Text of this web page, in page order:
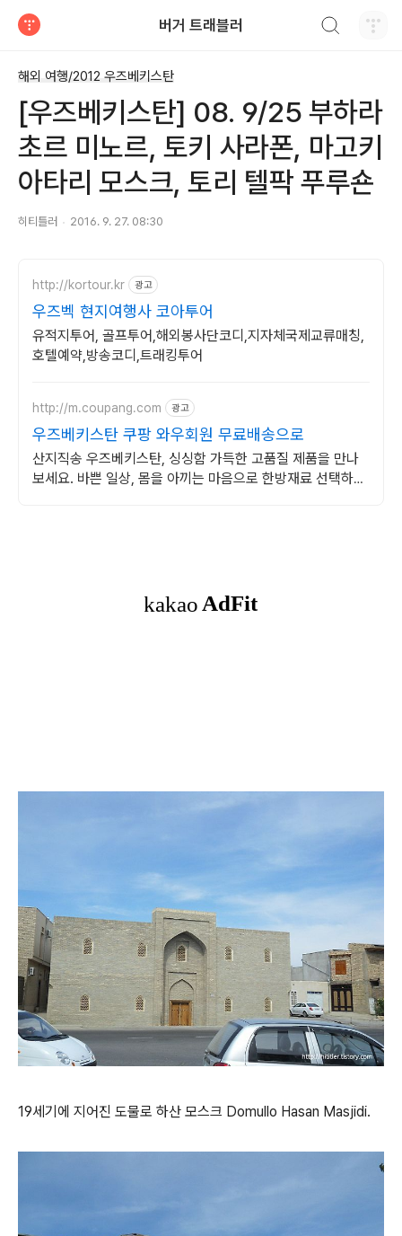
버거 트래블러
해외 여행/2012 우즈베키스탄
[우즈베키스탄] 08. 9/25 부하라
초르 미노르, 토키 사라폰, 마고키
아타리 모스크, 토리 텔팍 푸루숀
히티틀러 2016. 9. 27. 08:30
http://kortour.kr 광고
우즈벡 현지여행사 코아투어
유적지투어, 골프투어,해외봉사단코디,지자체국제교류매칭,
호텔예약,방송코디,트래킹투어
http://m.coupang.com 광고
우즈베키스탄 쿠팡 와우회원 무료배송으로
산지직송 우즈베키스탄, 싱싱함 가득한 고품질 제품을 만나
보세요. 바쁜 일상, 몸을 아끼는 마음으로 한방재료 선택하세
19세기에 지어진 도물로 하산 모스크 Domullo Hasan Masjidi.